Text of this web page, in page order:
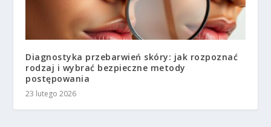
Diagnostyka przebarwień skóry: jak rozpoznać
rodzaj i wybrać bezpieczne metody
postępowania
23 lutego 2026